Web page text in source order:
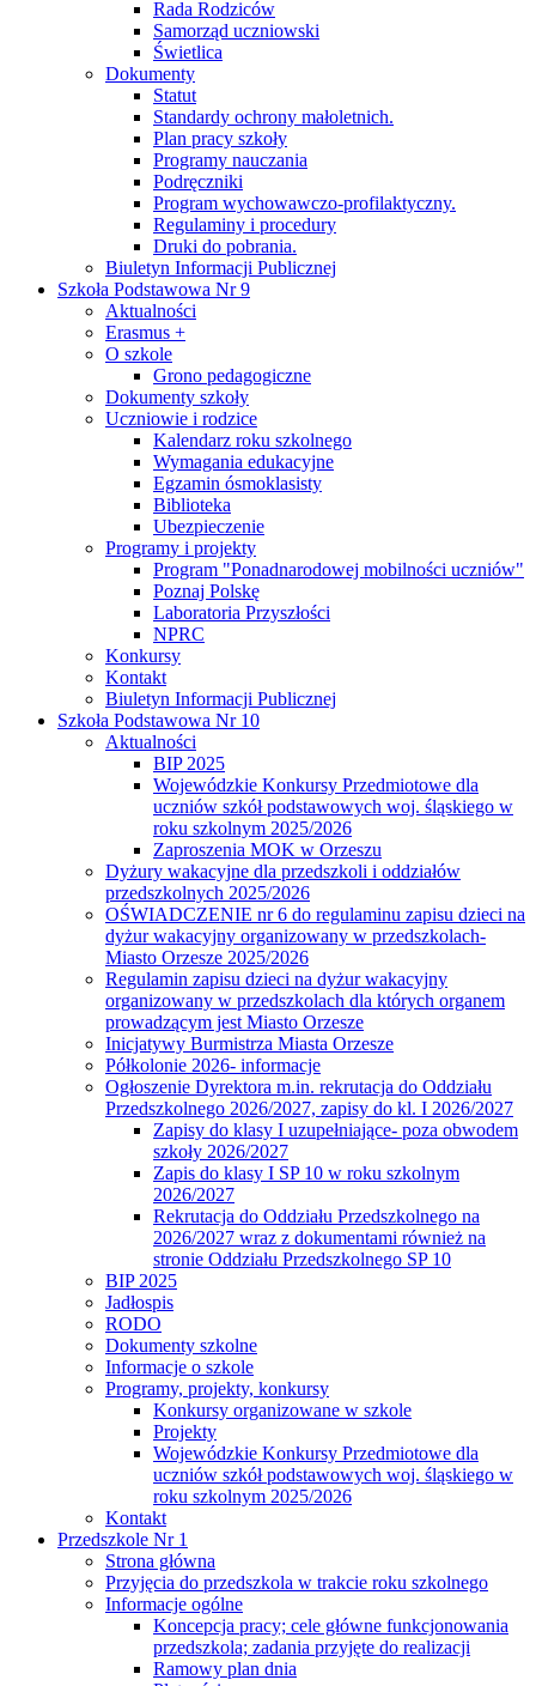
Rada Rodziców
Samorząd uczniowski
Świetlica
Dokumenty
Statut
Standardy ochrony małoletnich.
Plan pracy szkoły
Programy nauczania
Podręczniki
Program wychowawczo-profilaktyczny.
Regulaminy i procedury
Druki do pobrania.
Biuletyn Informacji Publicznej
Szkoła Podstawowa Nr 9
Aktualności
Erasmus +
O szkole
Grono pedagogiczne
Dokumenty szkoły
Uczniowie i rodzice
Kalendarz roku szkolnego
Wymagania edukacyjne
Egzamin ósmoklasisty
Biblioteka
Ubezpieczenie
Programy i projekty
Program "Ponadnarodowej mobilności uczniów"
Poznaj Polskę
Laboratoria Przyszłości
NPRC
Konkursy
Kontakt
Biuletyn Informacji Publicznej
Szkoła Podstawowa Nr 10
Aktualności
BIP 2025
Wojewódzkie Konkursy Przedmiotowe dla
uczniów szkół podstawowych woj. śląskiego w
roku szkolnym 2025/2026
Zaproszenia MOK w Orzeszu
Dyżury wakacyjne dla przedszkoli i oddziałów
przedszkolnych 2025/2026
OŚWIADCZENIE nr 6 do regulaminu zapisu dzieci na
dyżur wakacyjny organizowany w przedszkolach-
Miasto Orzesze 2025/2026
Regulamin zapisu dzieci na dyżur wakacyjny
organizowany w przedszkolach dla których organem
prowadzącym jest Miasto Orzesze
Inicjatywy Burmistrza Miasta Orzesze
Półkolonie 2026- informacje
Ogłoszenie Dyrektora m.in. rekrutacja do Oddziału
Przedszkolnego 2026/2027, zapisy do kl. I 2026/2027
Zapisy do klasy I uzupełniające- poza obwodem
szkoły 2026/2027
Zapis do klasy I SP 10 w roku szkolnym
2026/2027
Rekrutacja do Oddziału Przedszkolnego na
2026/2027 wraz z dokumentami również na
stronie Oddziału Przedszkolnego SP 10
BIP 2025
Jadłospis
RODO
Dokumenty szkolne
Informacje o szkole
Programy, projekty, konkursy
Konkursy organizowane w szkole
Projekty
Wojewódzkie Konkursy Przedmiotowe dla
uczniów szkół podstawowych woj. śląskiego w
roku szkolnym 2025/2026
Kontakt
Przedszkole Nr 1
Strona główna
Przyjęcia do przedszkola w trakcie roku szkolnego
Informacje ogólne
Koncepcja pracy; cele główne funkcjonowania
przedszkola; zadania przyjęte do realizacji
Ramowy plan dnia